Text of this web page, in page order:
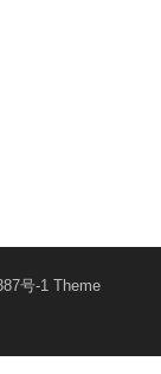
号-1Theme